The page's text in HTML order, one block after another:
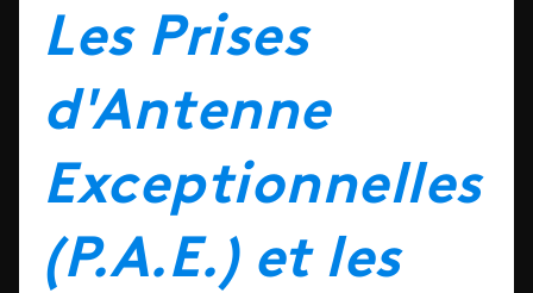
Les Prises
d'Antenne
Exceptionnelles
(P.A.E.) et les